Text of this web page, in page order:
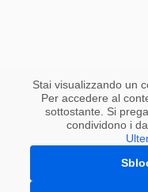
Stai visualizzando un
Per accedere al
sottostante. Si
condividono i